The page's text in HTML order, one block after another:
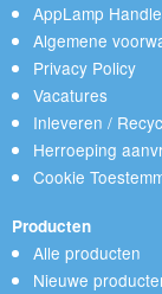
AppLamp
Algemene
Privacy Policy
Vacatures
Inleveren /
Herroeping
Cookie
Producten
Alle producten
Nieuwe